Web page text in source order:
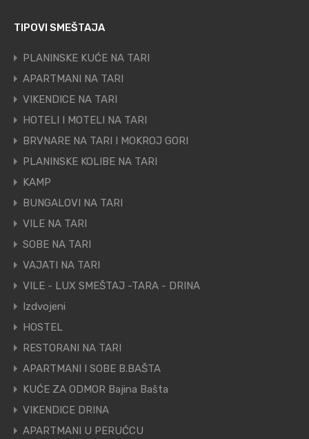
TIPOVI SMEŠTAJA
PLANINSKE KUĆE NA TARI
APARTMANI NA TARI
VIKENDICE NA TARI
HOTELI I MOTELI NA TARI
BRVNARE NA TARI I MOKROJ GORI
PLANINSKE KOLIBE NA TARI
KAMP
BUNGALOVI NA TARI
VILE NA TARI
SOBE NA TARI
VAJATI NA TARI
VILE - LUX SMEŠTAJ -TARA - DRINA
Izdvojeni
HOSTEL
RESTORANI NA TARI
APARTMANI I SOBE B.BAŠTA
KUĆE ZA ODMOR Bajina Bašta
VIKENDICE DRINA
APARTMANI U PERUĆCU